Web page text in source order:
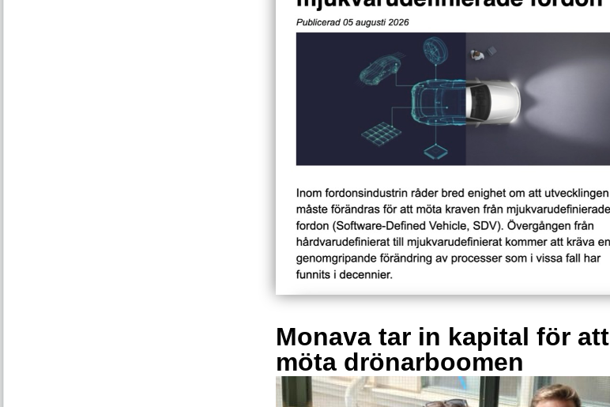
Monava tar in kapital för att
möta drönarboomen